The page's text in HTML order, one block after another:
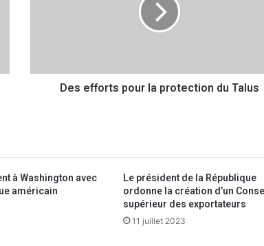
t
l
a
p
Des efforts pour la protection du Talus
à Washington avec
américain
Le président de la République
ordonne la création d’un
supérieur des exportateurs
11 juillet 2023